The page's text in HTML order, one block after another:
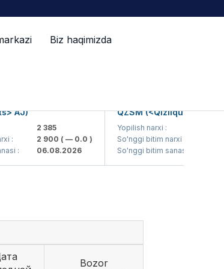
Biz haqimizda
AJ)
2 385
2 900( — 0.0 )
:
06.08.2026
QZSM (<Qizilqumsement>
Yopilish narxi :
So'nggi bitim narxi :
So'nggi bitim sanasi :
Bozor